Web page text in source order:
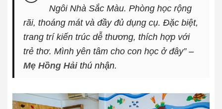
Ngôi Nhà Sắc Màu. Phòng học rộng
rãi, thoáng mát và đầy đủ dụng cụ. Đặc biệt,
trang trí kiến trúc dễ thương, thích hợp với
trẻ thơ. Mình yên tâm cho con học ở đây”–
Mẹ Hồng Hảithú nhận.